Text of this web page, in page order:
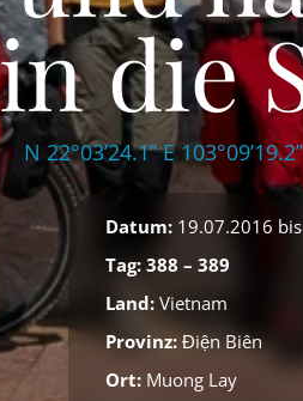
die
N 22°03’24.1’’ E 103°09’19.2’’
Datum: 19.07.2016
Tag: 388 – 389
Land: Vietnam
Provinz: Điện Biên
Ort: Muong Lay